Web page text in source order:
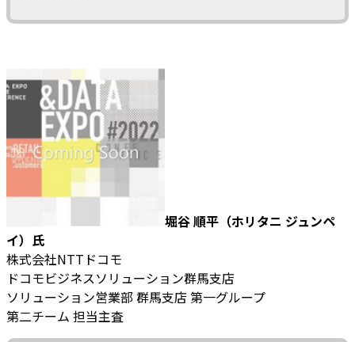
堀谷 順平（ホリタニ ジュンペ
イ）氏
株式会社NTTドコモ
ドコモビジネスソリューション群馬支店
ソリューション営業部 群馬支店 第一グループ
第二チーム 担当主査